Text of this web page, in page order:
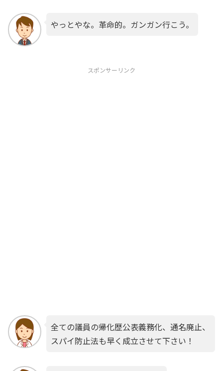
やっとやな。革命的。ガンガン行こう。
スポンサーリンク
全ての議員の帰化歴公表義務化、通名廃止、
スパイ防止法も早く成立させて下さい！